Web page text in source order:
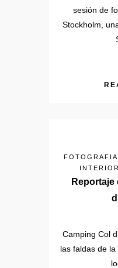
sesión de
Stockholm,
Reportaje
Camping Col
las faldas de